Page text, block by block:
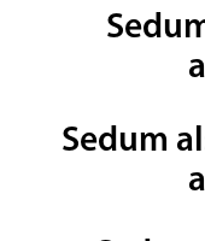
Sedum